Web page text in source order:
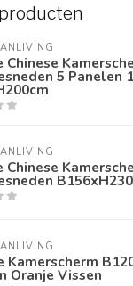
Chinese
5 Panelen
Chinese
Kamerscherm
Oranje Vissen